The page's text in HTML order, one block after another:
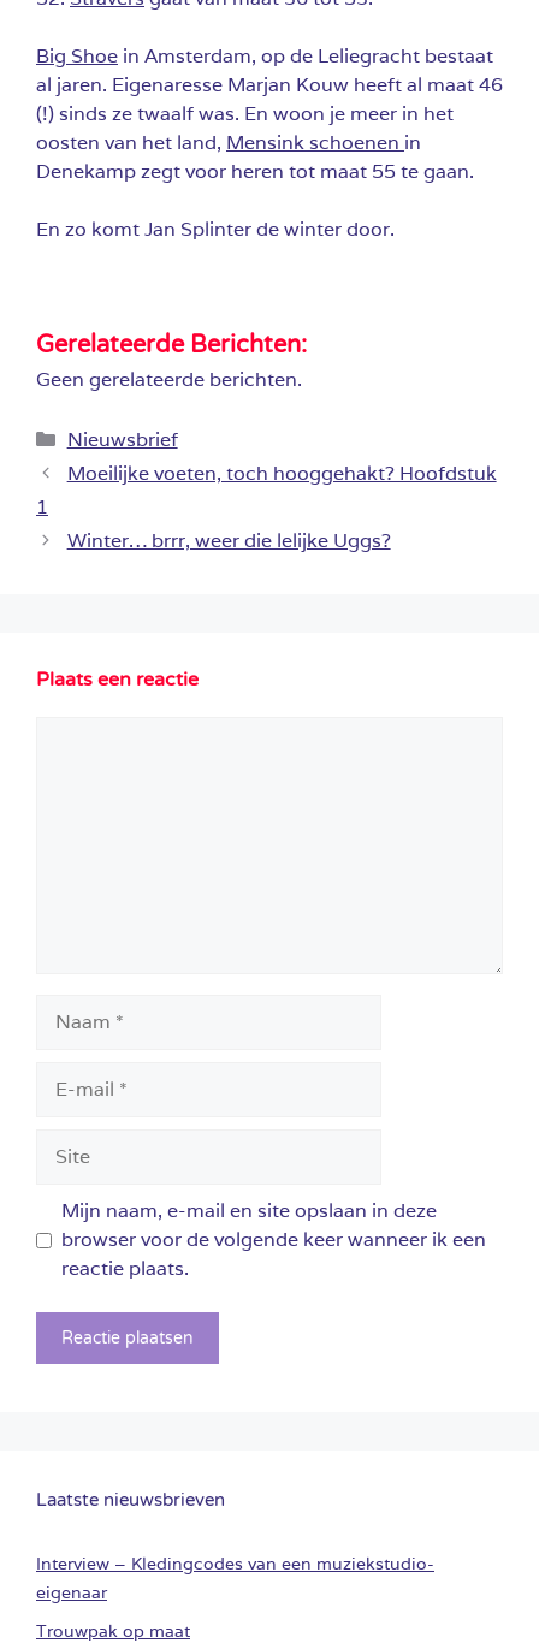
Big Shoe in Amsterdam, op de Leliegracht bestaat
al jaren. Eigenaresse Marjan Kouw heeft al maat 46
(!) sinds ze twaalf was. En woon je meer in het
oosten van het land, Mensink schoenen in
Denekamp zegt voor heren tot maat 55 te gaan.
En zo komt Jan Splinter de winter door.
Gerelateerde Berichten:
Geen gerelateerde berichten.
Categorieën
Nieuwsbrief
Moeilijke voeten, toch hooggehakt? Hoofdstuk
1
Winter… brrr, weer die lelijke Uggs?
Plaats een reactie
mail
Mijn naam, e-mail en site opslaan in deze
browser voor de volgende keer wanneer ik een
reactie plaats.
Laatste nieuwsbrieven
Interview – Kledingcodes van een muziekstudio-
eigenaar
Trouwpak op maat